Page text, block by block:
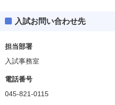
共通テスト（募集人員：5）
ボーダー得点
入試お問い合わせ先
担当部署
入試事務室
電話番号
045-821-0115